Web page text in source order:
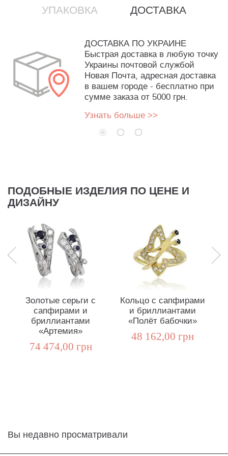
УПАКОВКА ДОСТАВКА
ДОСТАВКА ПО УКРАИНЕ
Быстрая доставка в любую точку
Украины почтовой службой
Новая Почта, адресная доставка
в вашем городе - бесплатно при
сумме заказа от 5000 грн.
Узнать больше >>
ПОДОБНЫЕ ИЗДЕЛИЯ ПО ЦЕНЕ И
ДИЗАЙНУ
Золотые серьги с
сапфирами и
бриллиантами
«Артемия»
74 474,00 грн
Кольцо с сапфирами
и бриллиантами
«Полёт бабочки»
48 162,00 грн
Вы недавно просматривали